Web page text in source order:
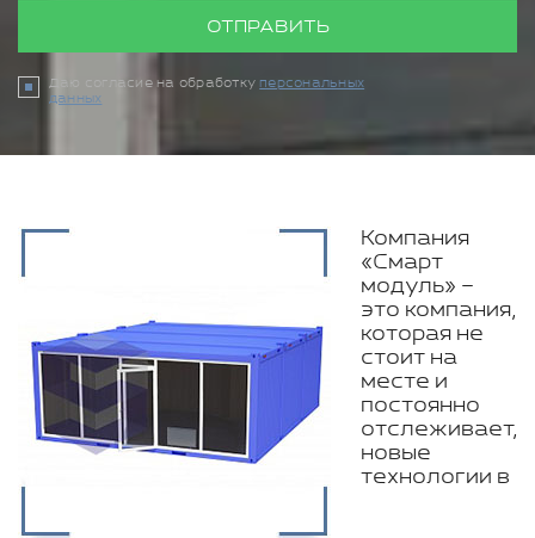
ОТПРАВИТЬ
Даю согласие на обработку персональных
данных
Компания
«Смарт
модуль» –
это компания,
которая не
стоит на
месте и
постоянно
отслеживает,
новые
технологии в